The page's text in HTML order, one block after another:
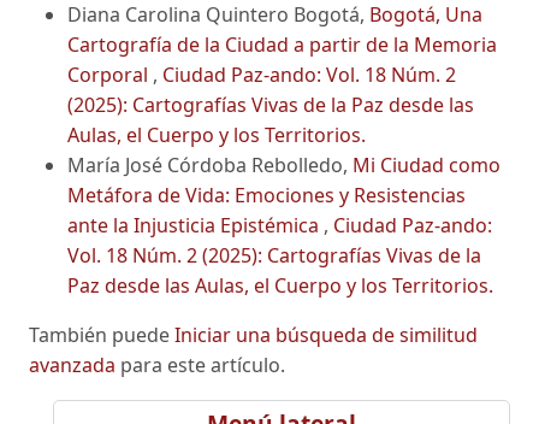
Diana Carolina Quintero Bogotá, Bogotá, Una
Cartografía de la Ciudad a partir de la Memoria
Corporal , Ciudad Paz-ando: Vol. 18 Núm. 2
(2025): Cartografías Vivas de la Paz desde las
Aulas, el Cuerpo y los Territorios.
María José Córdoba Rebolledo, Mi Ciudad como
Metáfora de Vida: Emociones y Resistencias
ante la Injusticia Epistémica , Ciudad Paz-ando:
Vol. 18 Núm. 2 (2025): Cartografías Vivas de la
Paz desde las Aulas, el Cuerpo y los Territorios.
También puedeIniciar una búsqueda de similitud
avanzada para este artículo.